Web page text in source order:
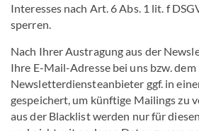
Interesses nach Art. 6 Abs. 1 lit. f
sperren.
Nach Ihrer Austragung aus der
Ihre E-Mail-Adresse bei uns bzw. dem
Newsletterdiensteanbieter ggf. in
gespeichert, um künftige Mailings zu
aus der Blacklist werden nur für